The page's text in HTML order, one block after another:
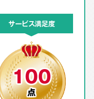
サービス満足度
100
点